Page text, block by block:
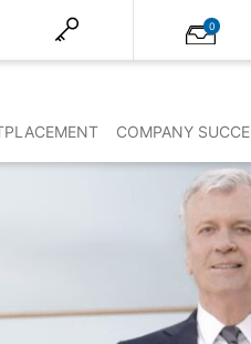
0
COMPANY